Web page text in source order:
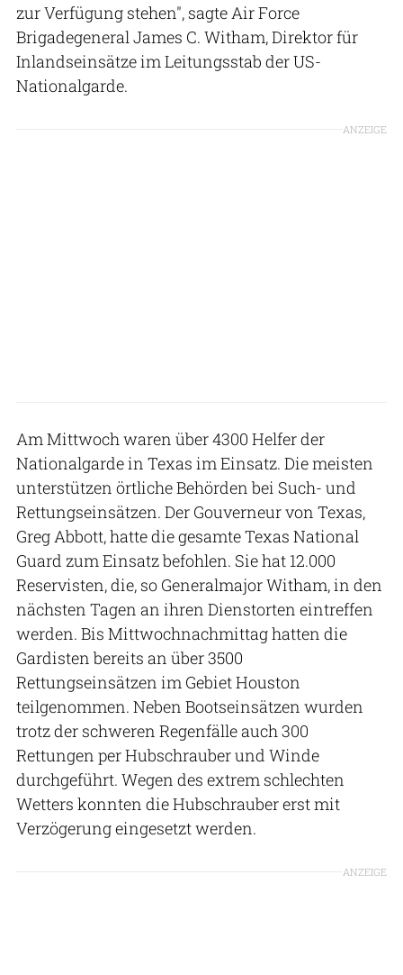
zur Verfügung stehen", sagte Air Force
Brigadegeneral James C. Witham, Direktor für
Inlandseinsätze im Leitungsstab der US-
Nationalgarde.
ANZEIGE
Am Mittwoch waren über 4300 Helfer der
Nationalgarde in Texas im Einsatz. Die meisten
unterstützen örtliche Behörden bei Such- und
Rettungseinsätzen. Der Gouverneur von Texas,
Greg Abbott, hatte die gesamte Texas National
Guard zum Einsatz befohlen. Sie hat 12.000
Reservisten, die, so Generalmajor Witham, in den
nächsten Tagen an ihren Dienstorten eintreffen
werden. Bis Mittwochnachmittag hatten die
Gardisten bereits an über 3500
Rettungseinsätzen im Gebiet Houston
teilgenommen. Neben Bootseinsätzen wurden
trotz der schweren Regenfälle auch 300
Rettungen per Hubschrauber und Winde
durchgeführt. Wegen des extrem schlechten
Wetters konnten die Hubschrauber erst mit
Verzögerung eingesetzt werden.
ANZEIGE